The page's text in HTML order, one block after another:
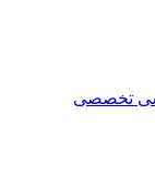
تخصصی